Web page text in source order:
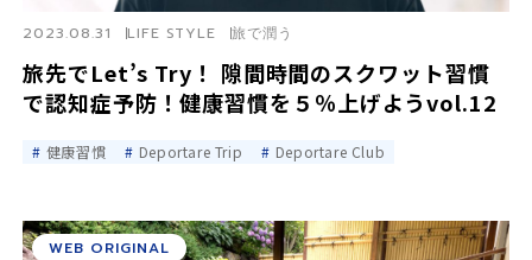
旅先でLet’s Try！ 隙間時間のスクワット習慣
で認知症予防！健康習慣を５％上げようvol.12
2023.08.31 LIFE STYLE 旅で潤う
健康習慣 Deportare Trip Deportare Club
WEB ORIGINAL